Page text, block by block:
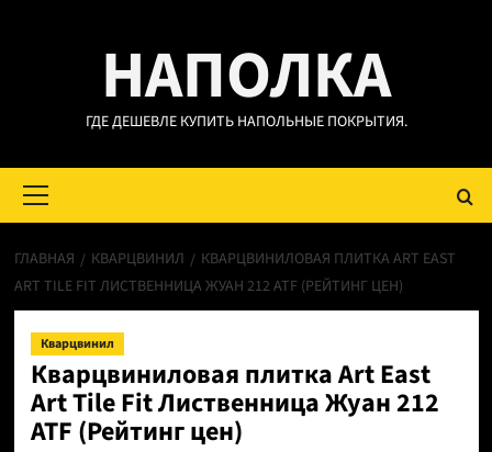
НАПОЛКА
ГДЕ ДЕШЕВЛЕ КУПИТЬ НАПОЛЬНЫЕ ПОКРЫТИЯ.
меню
ГЛАВНАЯ КВАРЦВИНИЛ
КВАРЦВИНИЛОВАЯ ПЛИТКА ART EAST
ART TILE FIT ЛИСТВЕННИЦА ЖУАН 212 ATF (РЕЙТИНГ ЦЕН)
Кварцвинил
Кварцвиниловая плитка Art East
Art Tile Fit Лиственница Жуан 212
ATF (Рейтинг цен)